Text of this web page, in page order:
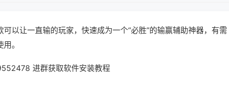
以让一直输的玩家，快速成为一个“必胜”的输赢辅助神器，有需
。
进群获取软件安装教程